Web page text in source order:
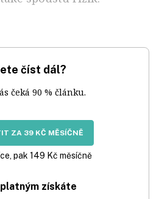
číst dál?
čeká 90 % článku.
ZA 39 KČ MĚSÍČNĚ
pak 149 Kč měsíčně
získáte